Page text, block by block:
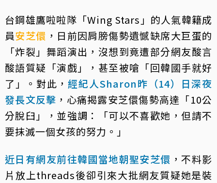
台鋼雄鷹啦啦隊「Wing Stars」的人氣韓籍成
員安芝儇 ，日前因肩膀傷勢遺憾缺席大巨蛋的
「炸裂」舞蹈演出，沒想到竟遭部分網友酸言
酸語質疑「演戲」，甚至被嗆「回韓國手就好
了」。對此，經紀人Sharon昨（14）日深夜
發長文反擊 ，心痛揭露安芝儇傷勢高達「10公
分脫臼」，並強調：「可以不喜歡她，但請不
要抹滅一個女孩的努力。」
近日有網友前往韓國當地朝聖安芝儇 ，不料影
片放上threads後卻引來大批網友質疑她是裝